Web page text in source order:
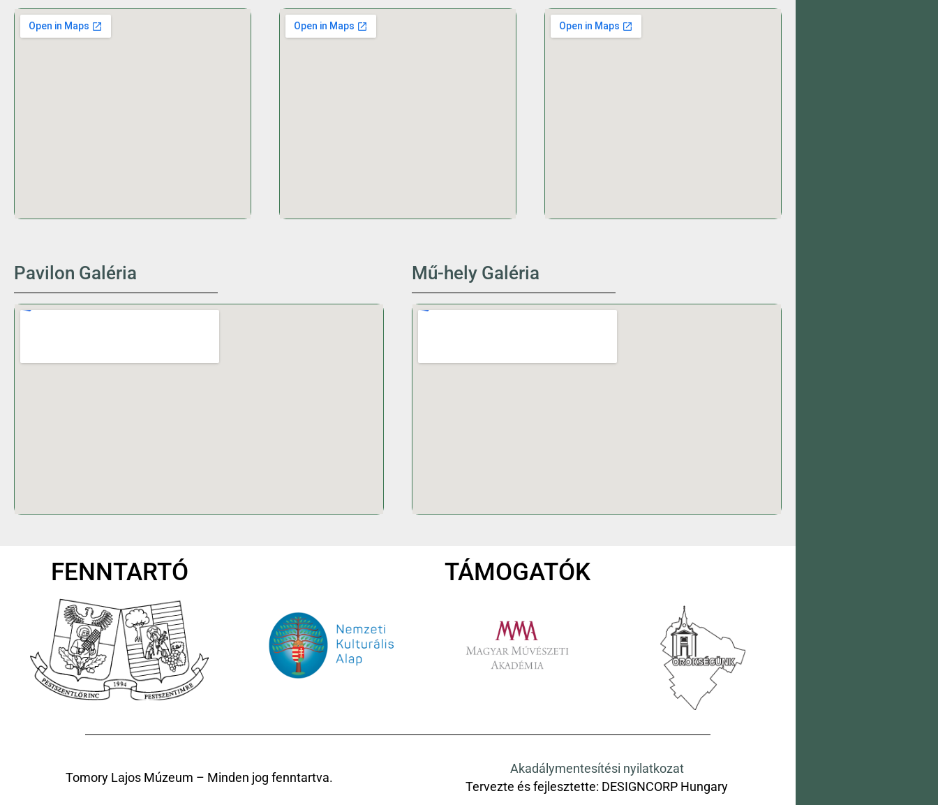
Pavilon Galéria Mű-hely Galéria
FENNTARTÓ TÁMOGATÓK
Tomory Lajos Múzeum – Minden jog fenntartva.
Akadálymentesítési nyilatkozat
Tervezte és fejlesztette: DESIGNCORP Hungary